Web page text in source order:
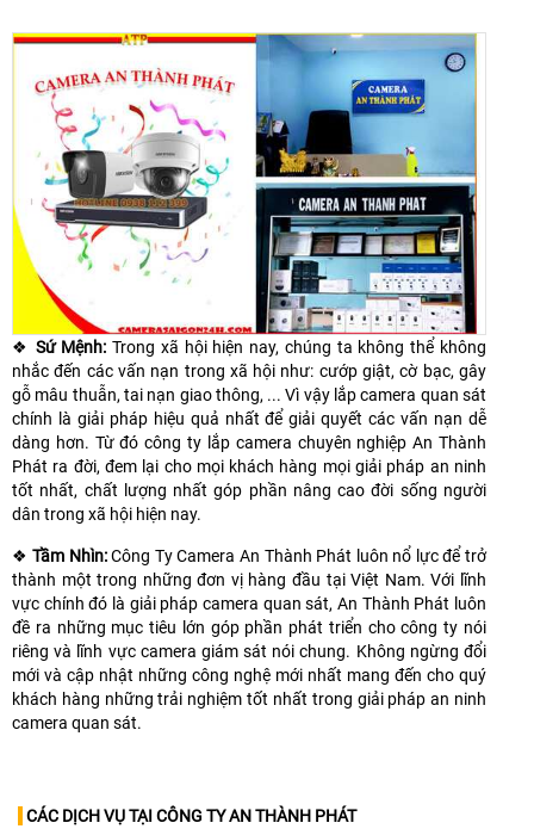
❖ Sứ Mệnh: Trong xã hội hiện nay, chúng ta không thể không
nhắc đến các vấn nạn trong xã hội như: cướp giật, cờ bạc, gây
gỗ mâu thuẫn, tai nạn giao thông, ... Vì vậy lắp camera quan sát
chính là giải pháp hiệu quả nhất để giải quyết các vấn nạn dễ
dàng hơn. Từ đó công ty lắp camera chuyên nghiệp An Thành
Phát ra đời, đem lại cho mọi khách hàng mọi giải pháp an ninh
tốt nhất, chất lượng nhất góp phần nâng cao đời sống người
dân trong xã hội hiện nay.
❖Tầm Nhìn:Công Ty Camera An Thành Phát luôn nổ lực để trở
thành một trong những đơn vị hàng đầu tại Việt Nam. Với lĩnh
vực chính đó là giải pháp camera quan sát, An Thành Phát luôn
đề ra những mục tiêu lớn góp phần phát triển cho công ty nói
riêng và lĩnh vực camera giám sát nói chung. Không ngừng đổi
mới và cập nhật những công nghệ mới nhất mang đến cho quý
khách hàng những trải nghiệm tốt nhất trong giải pháp an ninh
camera quan sát.
CÁC DỊCH VỤ TẠI CÔNG TY AN THÀNH PHÁT